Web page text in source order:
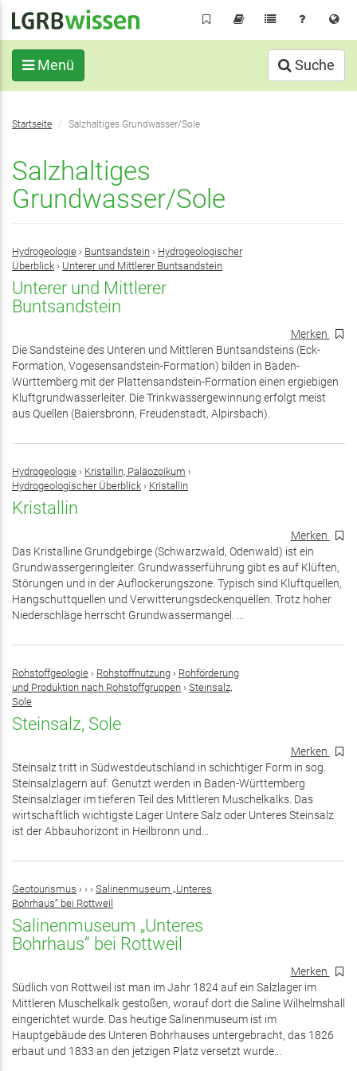
Inhalt
Menü Suche
Sie
hier:
Startseite Salzhaltiges Grundwasser/Sole
Salzhaltiges
Grundwasser/Sole
Hydrogeologie › Buntsandstein › Hydrogeologischer
Überblick › Unterer und Mittlerer Buntsandstein
Unterer und Mittlerer
Buntsandstein
Merken
Die Sandsteine des Unteren und Mittleren Buntsandsteins (Eck-
Formation, Vogesensandstein-Formation) bilden in Baden-
Württemberg mit der Plattensandstein-Formation einen ergiebigen
Kluftgrundwasserleiter. Die Trinkwassergewinnung erfolgt meist
aus Quellen (Baiersbronn, Freudenstadt, Alpirsbach).
Hydrogeologie › Kristallin, Paläozoikum ›
Hydrogeologischer Überblick › Kristallin
Kristallin
Merken
Das Kristalline Grundgebirge (Schwarzwald, Odenwald) ist ein
Grundwassergeringleiter. Grundwasserführung gibt es auf Klüften,
Störungen und in der Auflockerungszone. Typisch sind Kluftquellen,
Hangschuttquellen und Verwitterungsdeckenquellen. Trotz hoher
Niederschläge herrscht Grundwassermangel. ...
Rohstoffgeologie › Rohstoffnutzung › Rohförderung
und Produktion nach Rohstoffgruppen › Steinsalz,
Sole
Steinsalz, Sole
Merken
Steinsalz tritt in Südwestdeutschland in schichtiger Form in sog.
Steinsalzlagern auf. Genutzt werden in Baden-Württemberg
Steinsalzlager im tieferen Teil des Mittleren Muschelkalks. Das
wirtschaftlich wichtigste Lager Untere Salz oder Unteres Steinsalz
ist der Abbauhorizont in Heilbronn und...
Geotourismus › › › Salinenmuseum „Unteres
Bohrhaus“ bei Rottweil
Salinenmuseum „Unteres
Bohrhaus“ bei Rottweil
Merken
Südlich von Rottweil ist man im Jahr 1824 auf ein Salzlager im
Mittleren Muschelkalk gestoßen, worauf dort die Saline Wilhelmshall
eingerichtet wurde. Das heutige Salinenmuseum ist im
Hauptgebäude des Unteren Bohrhauses untergebracht, das 1826
erbaut und 1833 an den jetzigen Platz versetzt wurde...